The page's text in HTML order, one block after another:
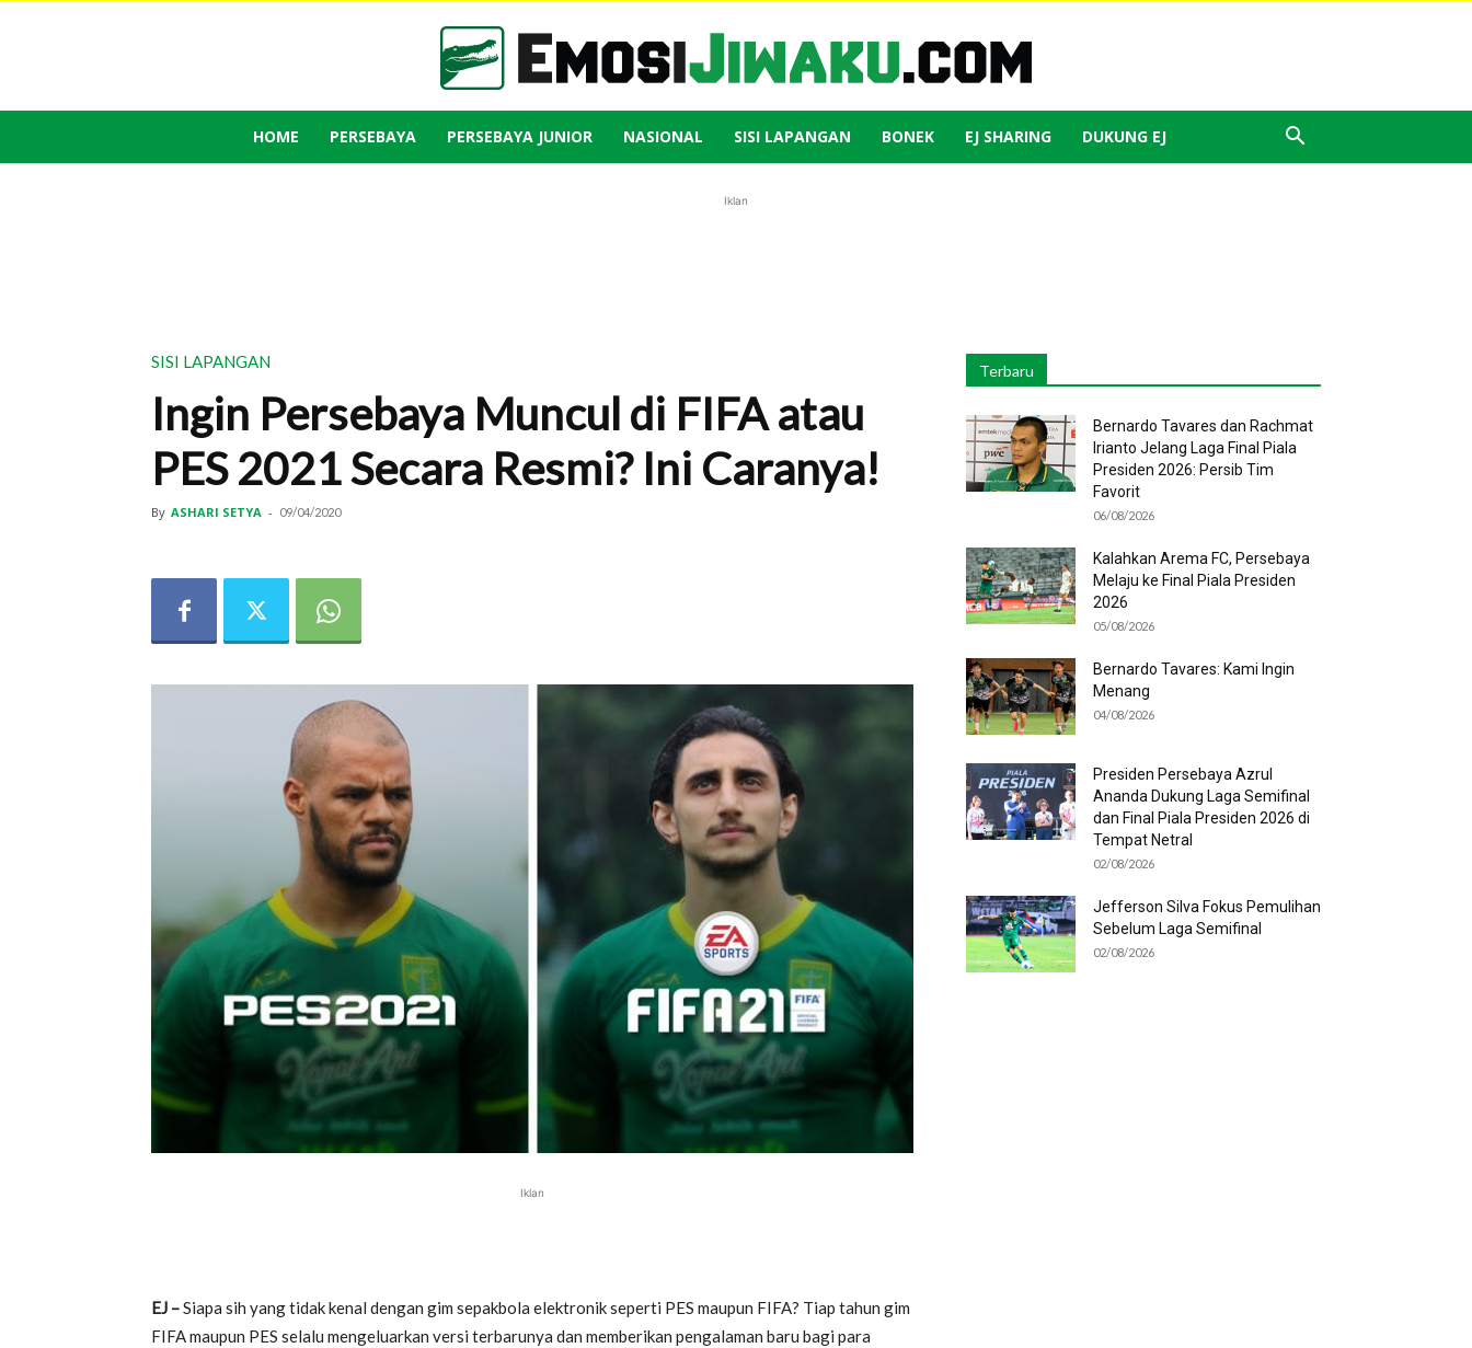
Emosi
HOME PERSEBAYA PERSEBAYA JUNIOR NASIONAL SISI LAPANGAN BONEK EJ SHARING DUKUNG EJ
Iklan
SISI LAPANGAN
Ingin Persebaya Muncul di FIFA atau
PES 2021 Secara Resmi? Ini Caranya!
By ASHARI SETYA - 09/04/2020
Iklan
EJ –Siapa sih yang tidak kenal dengan gim sepakbola elektronik seperti PES maupun FIFA? Tiap tahun gim
FIFA maupun PES selalu mengeluarkan versi terbarunya dan memberikan pengalaman baru bagi para
Terbaru
Bernardo Tavares dan Rachmat
Irianto Jelang Laga Final Piala
Presiden 2026: Persib Tim
Favorit
06/08/2026
Kalahkan Arema FC, Persebaya
Melaju ke Final Piala Presiden
2026
05/08/2026
Bernardo Tavares: Kami Ingin
Menang
04/08/2026
Presiden Persebaya Azrul
Ananda Dukung Laga Semifinal
dan Final Piala Presiden 2026 di
Tempat Netral
02/08/2026
Jefferson Silva Fokus Pemulihan
Sebelum Laga Semifinal
02/08/2026